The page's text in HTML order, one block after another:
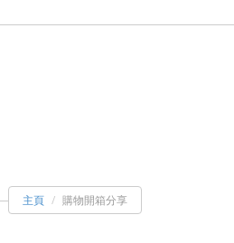
主頁 購物開箱分享